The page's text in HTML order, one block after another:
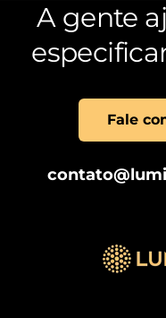
A gente
Fale